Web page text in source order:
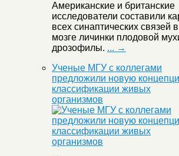
Американские и британские
исследователи составили
всех синаптических связей в
мозге личинки плодовой
дрозофилы. ... →
Ученые МГУ с коллегами
предложили новую
классификации живых
организмов